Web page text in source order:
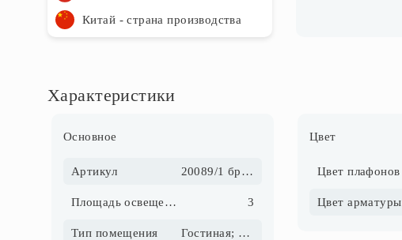
Китай - страна производства
Характеристики
Основное
Артикул 20089/1 бронза
Площадь освещения, м2 3
Тип помещения Гостиная; Детская; Загородный дом; Кухня
Цвет
Цвет плафонов
Цвет арматуры